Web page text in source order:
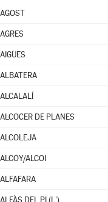
AGOST
AGRES
AIGÜES
ALBATERA
ALCALALÍ
ALCOCER DE PLANES
ALCOLEJA
ALCOY/ALCOI
ALFAFARA
ALFÀS DEL PI (L')